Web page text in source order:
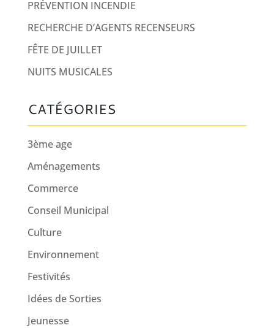
PRÉVENTION INCENDIE
RECHERCHE D’AGENTS RECENSEURS
FÊTE DE JUILLET
NUITS MUSICALES
CATÉGORIES
3ème age
Aménagements
Commerce
Conseil Municipal
Culture
Environnement
Festivités
Idées de Sorties
Jeunesse